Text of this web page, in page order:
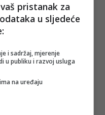
pristanak za
u sljedeće
i sadržaj, mjerenje
u publiku i razvoj usluga
na uređaju